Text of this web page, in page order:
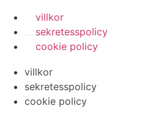
villkor
sekretesspolicy
cookie policy
villkor
sekretesspolicy
cookie policy